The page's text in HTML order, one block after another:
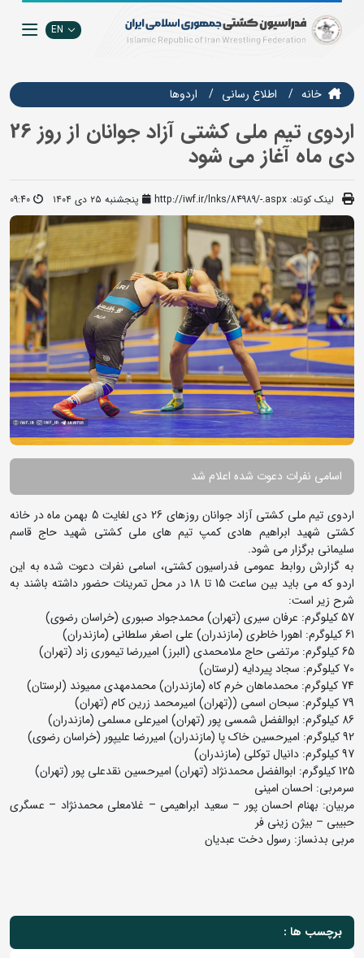
EN
خانه اطلاع رسانی اردوها
اردوی تیم ملی کشتی آزاد جوانان از روز 26
دی ماه آغاز می شود
لینک کوتاه: http://iwf.ir/lnks/84989/-.aspx پنجشنبه ۲۵ دی ۱۴۰۴ 09:40
اسامی نفرات دعوت شده اعلام شد
اردوی تیم ملی کشتی آزاد جوانان روزهای 26 دی لغایت 5 بهمن ماه در خانه
کشتی شهید ابراهیم هادی کمپ تیم های ملی کشتی شهید حاج قاسم
سلیمانی برگزار می شود.
به گزارش روابط عمومی فدراسیون کشتی، اسامی نفرات دعوت شده به این
اردو که می باید بین ساعت 15 تا 18 در محل تمرینات حضور داشته باشند به
شرح زیر است:
57 کیلوگرم: عرفان سیری (تهران) محمدجواد صبوری (خراسان رضوی)
61 کیلوگرم: اهورا خاطری (مازندران) علی اصغر سلطانی (مازندران)
65 کیلوگرم: مرتضی حاج ملامحمدی (البرز) امیررضا تیموری زاد (تهران)
70 کیلوگرم: سجاد پیردایه (لرستان)
74 کیلوگرم: محمدماهان خرم کاه (مازندران) محمدمهدی ممیوند (لرستان)
79 کیلوگرم: سبحان اسمی ((تهران) امیرمحمد زرین کام (تهران)
86 کیلوگرم: ابوالفضل شمسی پور (تهران) امیرعلی مسلمی (مازندران)
92 کیلوگرم: امیرحسین خاک پا (مازندران) امیررضا علیپور (خراسان رضوی)
97 کیلوگرم: دانیال توکلی (مازندران)
125 کیلوگرم: ابوالفضل محمدنژاد (تهران) امیرحسین نقدعلی پور (تهران)
سرمربی: احسان امینی
مربیان: بهنام احسان پور – سعید ابراهیمی – غلامعلی محمدنژاد – عسگری
حبیبی – بیژن زینی فر
مربی بدنساز: رسول دخت عبدیان
برچسب ها :